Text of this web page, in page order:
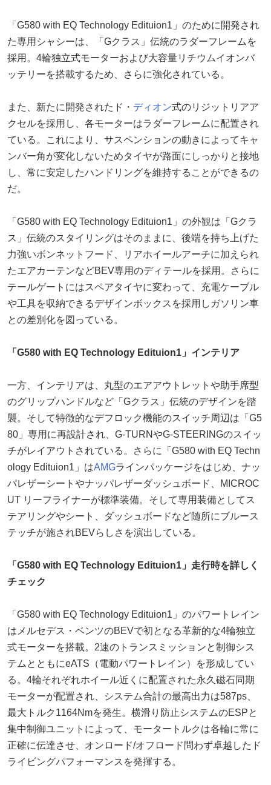
「G580 with EQ Technology Edituion1」のために開発され
た専用シャシーは、「Gクラス」伝統のラダーフレームを
採用。4輪独立式モーターおよび大容量リチウムイオンバ
ッテリーを搭載するため、さらに強化されている。
また、新たに開発されたド・ ディオン式のリジットリアア
クセルを採用し、各モーターはラダーフレームに配置され
ている。これにより、サスペンションの動きによってキャ
ンバー角が変化しないためタイヤが路面にしっかりと接地
し、常に安定したハンドリングを維持することができるの
だ。
「G580 with EQ Technology Edituion1」の外観は「Gクラ
ス」伝統のスタイリングはそのままに、後端を持ち上げた
力強いボンネットフード、リアホイールアーチに加えられ
たエアカーテンなどBEV専用のディテールを採用。さらに
テールゲートにはスペアタイヤに変わって、充電ケーブル
や工具を収納できるデザインボックスを採用しガソリン車
との差別化を図っている。
「G580 with EQ Technology Edituion1」インテリア
一方、インテリアは、丸型のエアアウトレットや助手席型
のグリップハンドルなど「Gクラス」伝統のデザインを踏
襲。そして特徴的なデフロック機能のスイッチ周辺は「G5
80」専用に再設計され、G-TURNやG-STEERINGのスイッ
チがレイアウトされている。さらに「G580 with EQ Techn
ology Edituion1」はAMGラインパッケージをはじめ、ナッ
パレザーシートやナッパレザーダッシュボード、MICROC
UT リーフライナーが標準装備。そして専用装備としてス
テアリングやシート、ダッシュボードなど随所にブルース
テッチが施されBEVらしさを演出している。
「G580 with EQ Technology Edituion1」走行時を詳しく
チェック
「G580 with EQ Technology Edituion1」のパワートレイン
はメルセデス・ベンツのBEVで初となる革新的な4輪独立
式モーターを搭載。2速のトランスミッションと制御シス
テムとともにeATS（電動パワートレイン）を形成してい
る。4輪それぞれホイール近くに配置された永久磁石同期
モーターが配置され、システム合計の最高出力は587ps、
最大トルク1164Nmを発生。横滑り防止システムのESPと
集中制御ユニットによって、モータートルクは各輪に常に
正確に伝達させ、オンロード/オフロード問わず卓越したド
ライビングパフォーマンスを発揮する。